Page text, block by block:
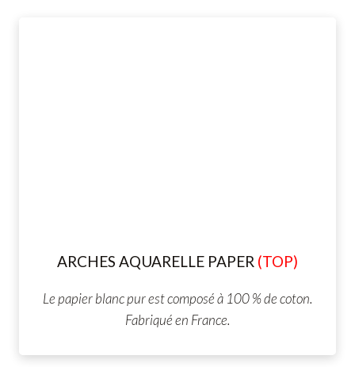
ARCHES AQUARELLE PAPER (TOP)
Le papier blanc pur est composé à 100 % de coton.
Fabriqué en France.